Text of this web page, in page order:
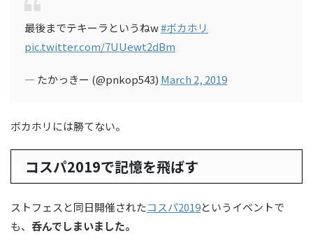
最後までテキーラというねw#ボカホリ
pic.twitter.com/7UUewt2dBm
— たかっきー (@pnkop543) March 2, 2019
ボカホリには勝てない。
コスパ2019で記憶を飛ばす
ストフェスと同日開催されたコスパ2019というイベントで
も、 呑んでしまいました。